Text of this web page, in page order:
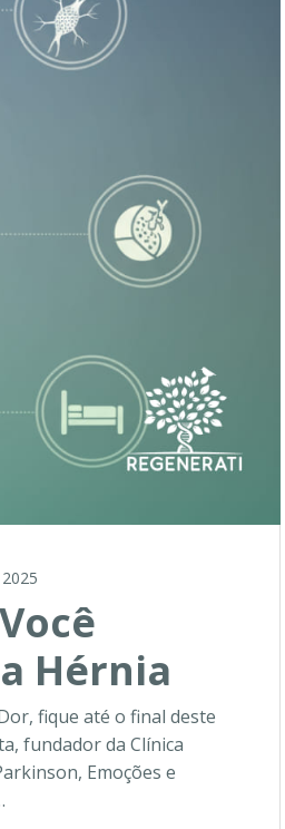
Hérnia
fique até o final deste
fundador da Clínica
Emoções e